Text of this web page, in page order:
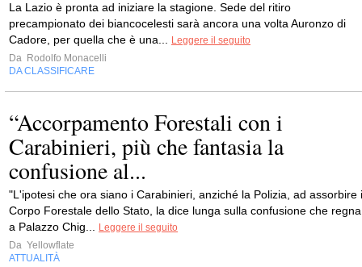
La Lazio è pronta ad iniziare la stagione. Sede del ritiro
precampionato dei biancocelesti sarà ancora una volta Auronzo di
Cadore, per quella che è una...
Leggere il seguito
Da Rodolfo Monacelli
DA CLASSIFICARE
“Accorpamento Forestali con i
Carabinieri, più che fantasia la
confusione al...
"L'ipotesi che ora siano i Carabinieri, anziché la Polizia, ad assorbire
Corpo Forestale dello Stato, la dice lunga sulla confusione che regna
a Palazzo Chig...
Leggere il seguito
Da Yellowflate
ATTUALITÀ